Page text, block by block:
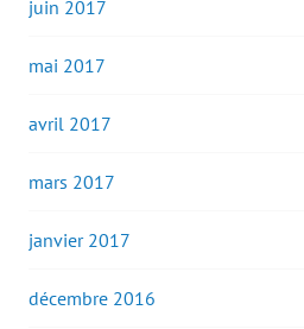
juin 2017
mai 2017
avril 2017
mars 2017
janvier 2017
décembre 2016